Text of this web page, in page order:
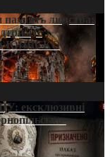
пам’ять людства:
в ЮНЕСКО
ексклюзивні